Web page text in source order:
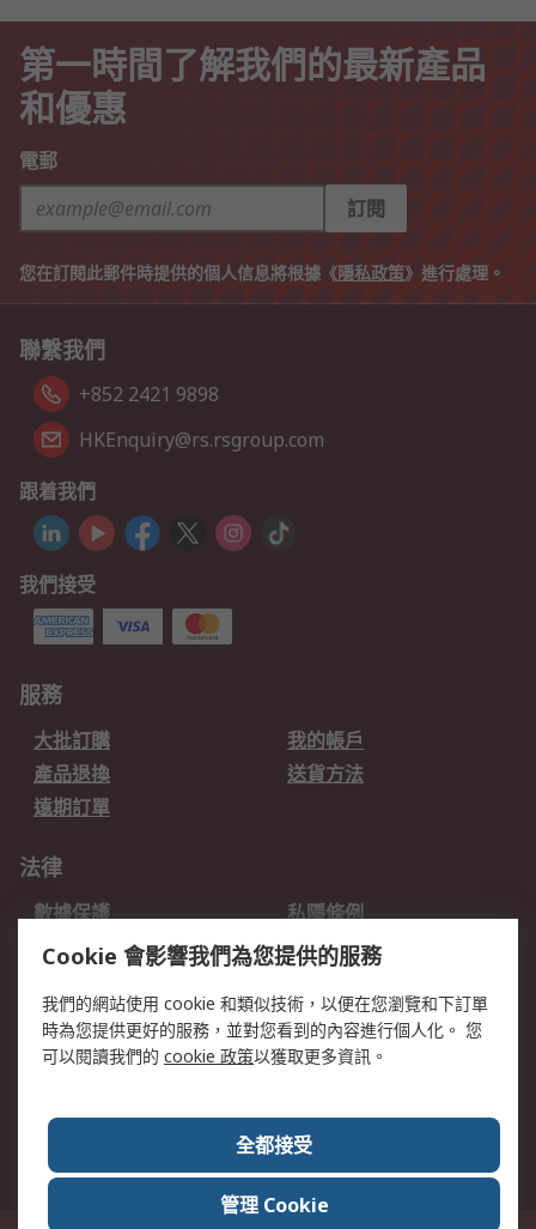
第一時間了解我們的最新產品
和優惠
電郵
訂閱
您在訂閱此郵件時提供的個人信息將根據《隱私政策》進行處理。
聯繫我們
+852 2421 9898
HKEnquiry@rs.rsgroup.com
跟着我們
我們接受
服務
大批訂購
我的帳戶
產品退換
送貨方法
遠期訂單
法律
數據保護
私隱條例
網站條款
郵件安全
關於RS
全球辦事處
加入我們
關於RS
Cookie 會影響我們為您提供的服務
我們的網站使用 cookie 和類似技術，以便在您瀏覽和下訂單
時為您提供更好的服務，並對您看到的內容進行個人化。 您
可以閱讀我們的 cookie 政策以獲取更多資訊。
全都接受
管理 Cookie